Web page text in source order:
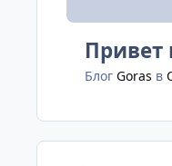
Привет
Блог Goras в